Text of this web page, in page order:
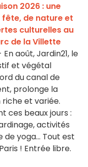
2026 : une
fête, de nature et
culturelles au
de la Villette
août, Jardin21, le
et végétal
du canal de
prolonge la
et variée.
ces beaux jours :
activités
de yoga… Tout est
! Entrée libre.